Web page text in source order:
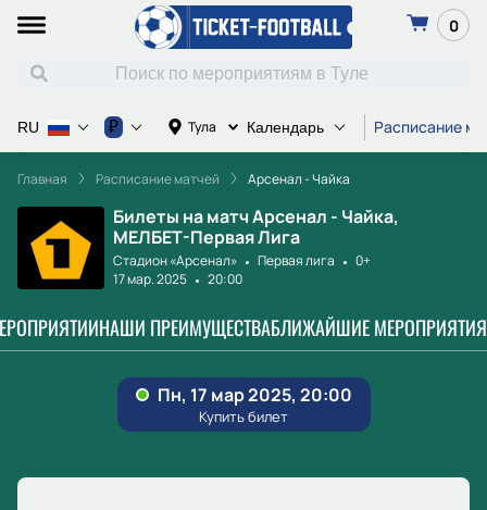
0
Тула Календарь Расписание
RU ₽
Главная Расписание матчей Арсенал - Чайка
Билеты на матч Арсенал - Чайка,
МЕЛБЕТ-Первая Лига
Стадион «Арсенал» Первая лига
0+
17 мар. 2025
20:00
НАШИ ПРЕИМУЩЕСТВАБЛИЖАЙШИЕ МЕРОПРИЯТИЯ